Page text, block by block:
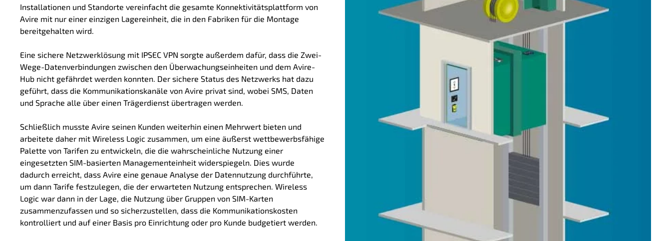
Installationen und Standorte vereinfacht die gesamte Konnektivitätsplattform von
Avire mit nur einer einzigen Lagereinheit, die in den Fabriken für die Montage
bereitgehalten wird.
Eine sichere Netzwerklösung mit IPSEC VPN sorgte außerdem dafür, dass die Zwei-
Wege-Datenverbindungen zwischen den Überwachungseinheiten und dem Avire-
Hub nicht gefährdet werden konnten. Der sichere Status des Netzwerks hat dazu
geführt, dass die Kommunikationskanäle von Avire privat sind, wobei SMS, Daten
und Sprache alle über einen Trägerdienst übertragen werden.
Schließlich musste Avire seinen Kunden weiterhin einen Mehrwert bieten und
arbeitete daher mit Wireless Logic zusammen, um eine äußerst wettbewerbsfähige
Palette von Tarifen zu entwickeln, die die wahrscheinliche Nutzung einer
eingesetzten SIM-basierten Managementeinheit widerspiegeln. Dies wurde
dadurch erreicht, dass Avire eine genaue Analyse der Datennutzung durchführte,
um dann Tarife festzulegen, die der erwarteten Nutzung entsprechen. Wireless
Logic war dann in der Lage, die Nutzung über Gruppen von SIM-Karten
zusammenzufassen und so sicherzustellen, dass die Kommunikationskosten
kontrolliert und auf einer Basis pro Einrichtung oder pro Kunde budgetiert werden.